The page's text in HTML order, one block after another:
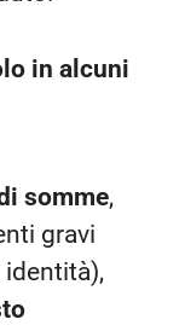
in alcuni
somme,
gravi